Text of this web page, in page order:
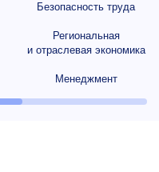
Безопасность труда
Региональная
и отраслевая экономика
Менеджмент